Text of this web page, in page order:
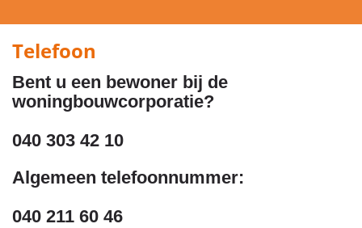
Telefoon
Bent u een bewoner bij de
woningbouwcorporatie?
040 303 42 10
Algemeen telefoonnummer:
040 211 60 46